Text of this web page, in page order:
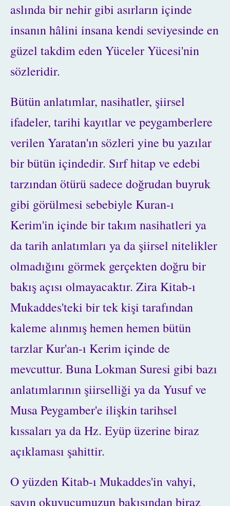
aslında bir nehir gibi asırların içinde
insanın hâlini insana kendi seviyesinde en
güzel takdim eden Yüceler Yücesi'nin
sözleridir.
Bütün anlatımlar, nasihatler, şiirsel
ifadeler, tarihi kayıtlar ve peygamberlere
verilen Yaratan'ın sözleri yine bu yazılar
bir bütün içindedir. Sırf hitap ve edebi
tarzından ötürü sadece doğrudan buyruk
gibi görülmesi sebebiyle Kuran-ı
Kerim'in içinde bir takım nasihatleri ya
da tarih anlatımları ya da şiirsel nitelikler
olmadığını görmek gerçekten doğru bir
bakış açısı olmayacaktır. Zira Kitab-ı
Mukaddes'teki bir tek kişi tarafından
kaleme alınmış hemen hemen bütün
tarzlar Kur'an-ı Kerim içinde de
mevcuttur. Buna Lokman Suresi gibi bazı
anlatımlarının şiirselliği ya da Yusuf ve
Musa Peygamber'e ilişkin tarihsel
kıssaları ya da Hz. Eyüp üzerine biraz
açıklaması şahittir.
O yüzden Kitab-ı Mukaddes'in vahyi,
sayın okuyucumuzun bakışından biraz